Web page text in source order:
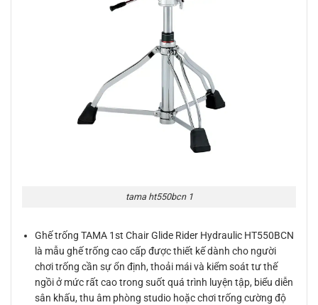
tama ht550bcn 1
Ghế trống TAMA 1st Chair Glide Rider Hydraulic HT550BCN
là mẫu ghế trống cao cấp được thiết kế dành cho người
chơi trống cần sự ổn định, thoải mái và kiểm soát tư thế
ngồi ở mức rất cao trong suốt quá trình luyện tập, biểu diễn
sân khấu, thu âm phòng studio hoặc chơi trống cường độ